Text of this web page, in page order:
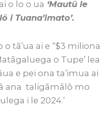
o lo o ua ‘Mautū le
i Tuana’imato’.
o tā’ua ai e “$3 miliona
o Tupe’ lea
e pei ona ta’imua ai
ana taligāmālō mo
i le 2024.’